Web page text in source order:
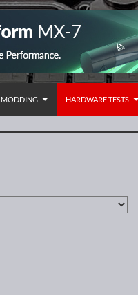
MODDING HARDWARE TESTS